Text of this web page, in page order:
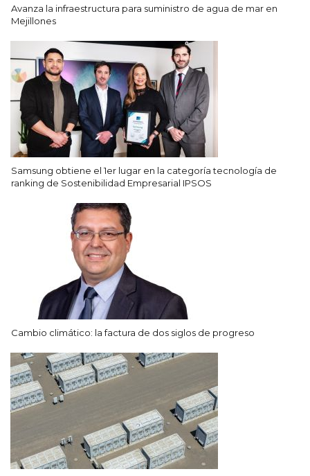
Avanza la infraestructura para suministro de agua de mar en
Mejillones
Samsung obtiene el 1er lugar en la categoría tecnología de
ranking de Sostenibilidad Empresarial IPSOS
Cambio climático: la factura de dos siglos de progreso